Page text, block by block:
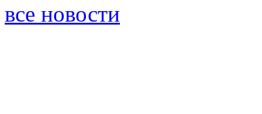
все новости